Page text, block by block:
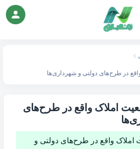
در طرح‌های دولتی و شهرداری‌ها
املاک واقع در طرح‌های
املاک واقع در طرح‌های دولتی و